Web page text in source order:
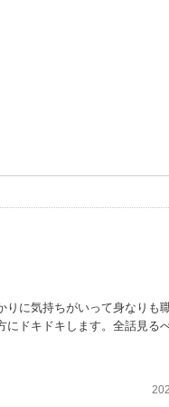
に気持ちがいって身なりも
ドキドキします。全話見る